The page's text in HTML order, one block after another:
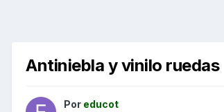
Antiniebla y vinilo ruedas
Por educot